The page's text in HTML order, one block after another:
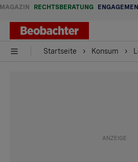
MAGAZIN RECHTSBERATUNG
Startseite Konsum